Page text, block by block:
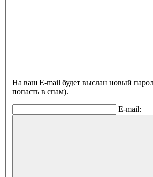
На ваш E-mail будет выслан новый
попасть в спам).
E-mail: